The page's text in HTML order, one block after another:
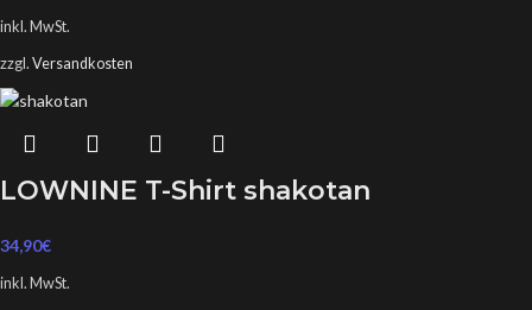
inkl. MwSt.
zzgl.Versandkosten
LOWNINE T-Shirt shakotan
34,90€
inkl. MwSt.